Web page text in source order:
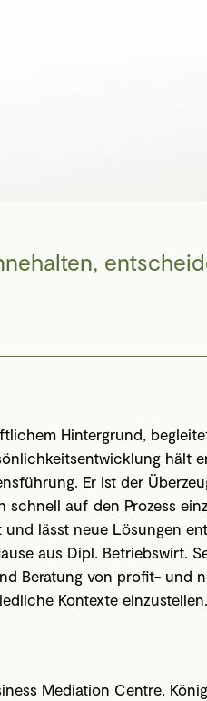
Hintergrund,
hält
Er ist der
auf den Prozess
lässt neue Lösungen
aus Dipl. Betriebswirt.
Beratung von profit- und
Kontexte einzustellen.
Mediation Centre,